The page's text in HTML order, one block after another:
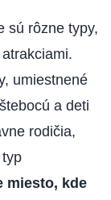
sú rôzne typy,
umiestnené
a deti
rodičia,
miesto, kde